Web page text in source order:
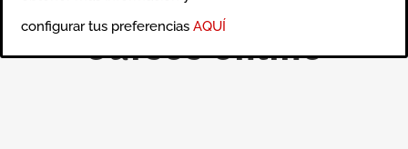
Cursos online
configurar tus preferencias AQUÍ